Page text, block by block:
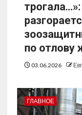
по отлову
03.06.2026
ГЛАВНОЕ